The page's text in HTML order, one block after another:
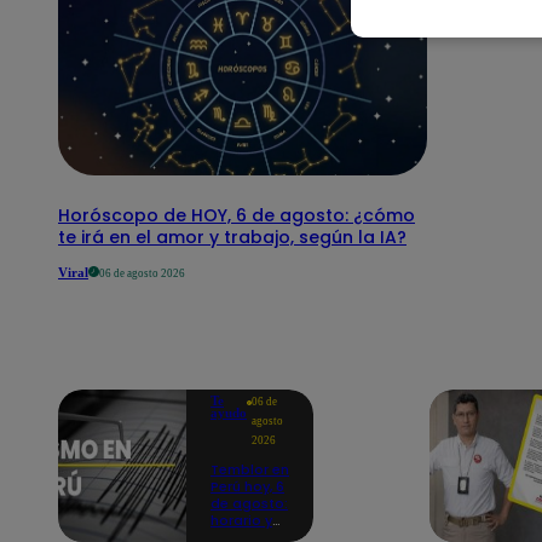
Horóscopo de HOY, 6 de agosto: ¿cómo
te irá en el amor y trabajo, según la IA?
Viral 06 de agosto 2026
Te
ayudo
06 de
agosto
2026
Temblor en
Perú hoy, 6
de agosto:
horario y